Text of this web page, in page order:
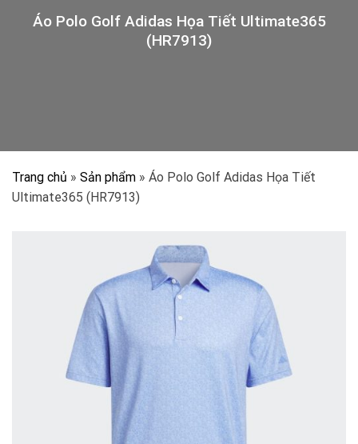
Áo Polo Golf Adidas Họa Tiết Ultimate365
(HR7913)
Trang chủ » Sản phẩm » Áo Polo Golf Adidas Họa Tiết
Ultimate365 (HR7913)